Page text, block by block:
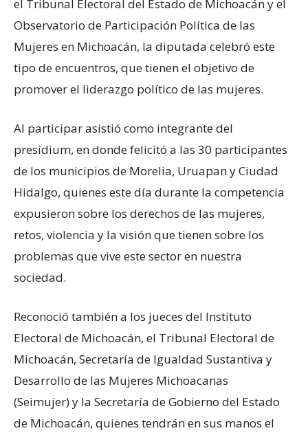
el Tribunal Electoral del Estado de Michoacán y el
Observatorio de Participación Política de las
Mujeres en Michoacán, la diputada celebró este
tipo de encuentros, que tienen el objetivo de
promover el liderazgo político de las mujeres.
Al participar asistió como integrante del
presídium, en donde felicitó a las 30 participantes
de los municipios de Morelia, Uruapan y Ciudad
Hidalgo, quienes este día durante la competencia
expusieron sobre los derechos de las mujeres,
retos, violencia y la visión que tienen sobre los
problemas que vive este sector en nuestra
sociedad.
Reconoció también a los jueces del Instituto
Electoral de Michoacán, el Tribunal Electoral de
Michoacán, Secretaría de Igualdad Sustantiva y
Desarrollo de las Mujeres Michoacanas
(Seimujer) y la Secretaría de Gobierno del Estado
de Michoacán, quienes tendrán en sus manos el